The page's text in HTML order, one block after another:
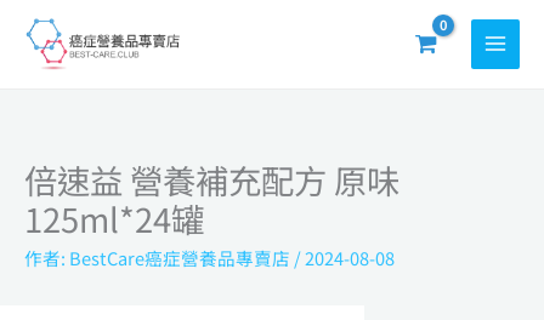
倍速益 營養補充配方 原味
125ml*24罐
作者: BestCare癌症營養品專賣店 /2024-08-08